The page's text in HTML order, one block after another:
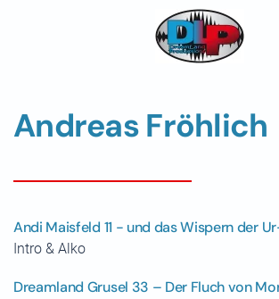
Skip to main content
Andreas Fröhlich
Andi Maisfeld 11 - und das Wispern der
Intro & Alko
Dreamland Grusel 33 – Der Fluch von